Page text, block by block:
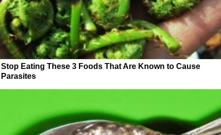
Stop Eating These 3 Foods That Are Known to Cause
Parasites